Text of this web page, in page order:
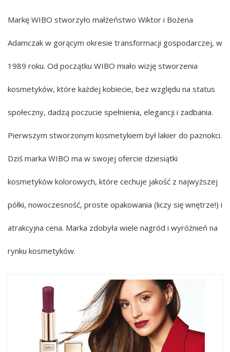
Markę WIBO stworzyło małżeństwo Wiktor i Bożena
Adamczak w gorącym okresie transformacji gospodarczej, w
1989 roku. Od początku WIBO miało wizję stworzenia
kosmetyków, które każdej kobiecie, bez względu na status
społeczny, dadzą poczucie spełnienia, elegancji i zadbania.
Pierwszym stworzonym kosmetykiem był lakier do paznokci.
Dziś marka WIBO ma w swojej ofercie dziesiątki
kosmetyków kolorowych, które cechuje jakość z najwyższej
półki, nowoczesność, proste opakowania (liczy się wnętrze!) i
atrakcyjna cena. Marka zdobyła wiele nagród i wyróżnień na
rynku kosmetyków.